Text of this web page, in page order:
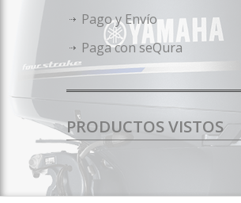
Pago y Envío
Paga con seQura
PRODUCTOS VISTOS